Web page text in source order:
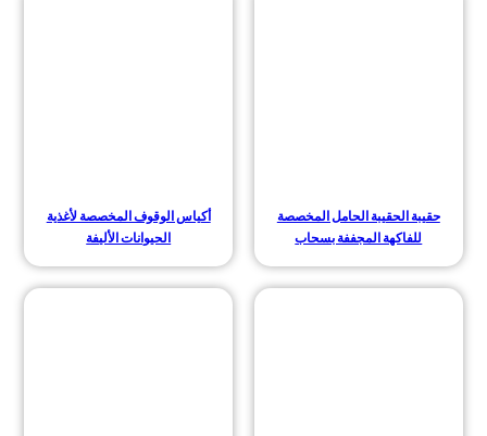
حقيبة الحقيبة الحامل المخصصة
للفاكهة المجففة بسحاب
أكياس الوقوف المخصصة لأغذية
الحيوانات الأليفة